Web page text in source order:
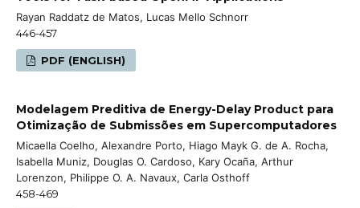
Rayan Raddatz de Matos, Lucas Mello Schnorr
446-457
PDF (ENGLISH)
Modelagem Preditiva de Energy-Delay Product para
Otimização de Submissões em Supercomputadores
Micaella Coelho, Alexandre Porto, Hiago Mayk G. de A. Rocha,
Isabella Muniz, Douglas O. Cardoso, Kary Ocaña, Arthur
Lorenzon, Philippe O. A. Navaux, Carla Osthoff
458-469